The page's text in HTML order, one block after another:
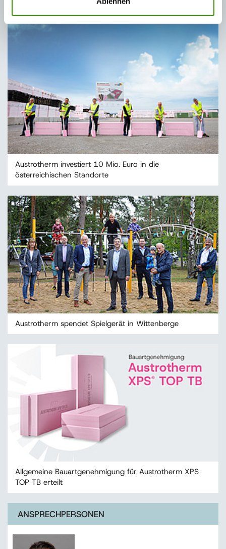
Austrotherm investiert 10 Mio. Euro in die
österreichischen Standorte
Austrotherm spendet Spielgerät in Wittenberge
Allgemeine Bauartgenehmigung für Austrotherm XPS
TOP TB erteilt
ANSPRECHPERSONEN